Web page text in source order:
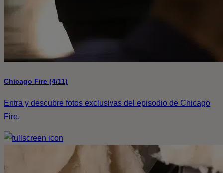
Chicago Fire (4/11)
Entra y descubre fotos exclusivas del episodio de Chicago
Fire.